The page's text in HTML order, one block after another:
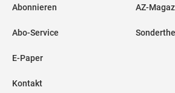
Abonnieren
Abo-Service
E-Paper
Kontakt
AZ-